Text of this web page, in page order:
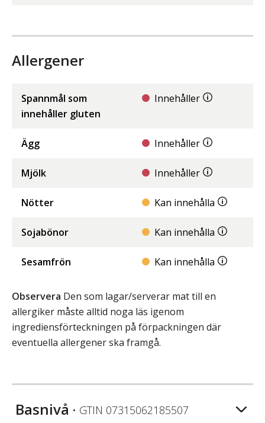
Allergener
Spannmål som
innehåller gluten
Innehåller
Ägg Innehåller
Mjölk Innehåller
Nötter Kan innehålla
Sojabönor Kan innehålla
Sesamfrön Kan innehålla
Observera Den som lagar/serverar mat till en
allergiker måste alltid noga läs igenom
ingrediensförteckningen på förpackningen där
eventuella allergener ska framgå.
Basnivå • GTIN 07315062185507